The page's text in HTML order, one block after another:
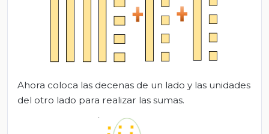
Ahora coloca las decenas de un lado y las unidades
del otro lado para realizar las sumas.